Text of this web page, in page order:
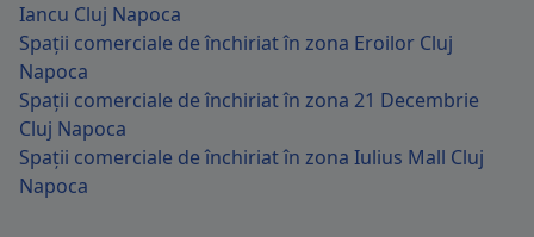
Iancu Cluj Napoca
Spații comerciale de închiriat în zona Eroilor Cluj
Napoca
Spații comerciale de închiriat în zona 21 Decembrie
Cluj Napoca
Spații comerciale de închiriat în zona Iulius Mall Cluj
Napoca